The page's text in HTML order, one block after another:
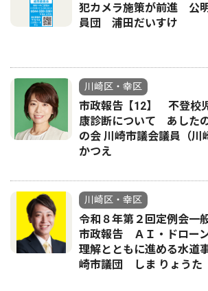
犯カメラ施策が前進 公
員団 浦田だいすけ
川崎区・幸区
市政報告【12】 不登校
康診断について あした
の会 川崎市議会議員（
かつえ
川崎区・幸区
令和８年第２回定例会一
市政報告 ＡＩ・ドロー
理解とともに進める水道
崎市議団 しま りょうた